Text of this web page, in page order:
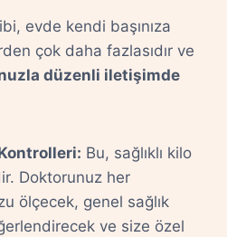
evde kendi başınıza
çok daha fazlasıdır ve
düzenli iletişimde
Bu, sağlıklı kilo
Doktorunuz her
ölçecek, genel sağlık
ve size özel